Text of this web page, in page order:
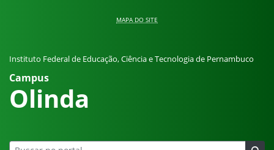
MAPA DO SITE
Instituto Federal de Educação, Ciência e Tecnologia de Pernambuco
Campus
Olinda